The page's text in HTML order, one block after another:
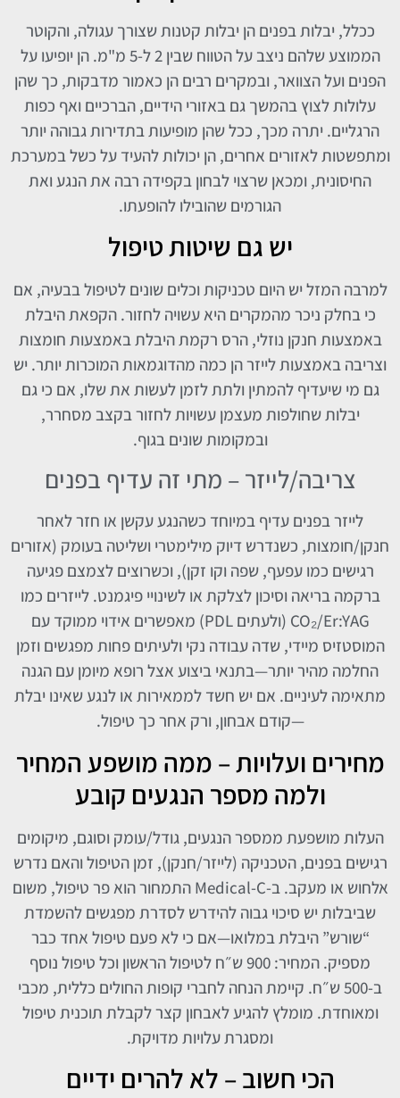
ככלל, יבלות בפנים הן יבלות קטנות שצורך עגולה, והקוטר
הממוצע שלהם ניצב על הטווח שבין 2 ל-5 מ"מ. הן יופיעו על
הפנים ועל הצוואר, ובמקרים רבים הן כאמור מדבקות, כך שהן
עלולות לצוץ בהמשך גם באזורי הידיים, הברכיים ואף כפות
הרגליים. יתרה מכך, ככל שהן מופיעות בתדירות גבוהה יותר
ומתפשטות לאזורים אחרים, הן יכולות להעיד על כשל במערכת
החיסונית, ומכאן שרצוי לבחון בקפידה רבה את הנגע ואת
הגורמים שהובילו להופעתו.
יש גם שיטות טיפול
למרבה המזל יש היום טכניקות וכלים שונים לטיפול בבעיה, אם
כי בחלק ניכר מהמקרים היא עשויה לחזור. הקפאת היבלת
באמצעות חנקן נוזלי, הרס רקמת היבלת באמצעות חומצות
וצריבה באמצעות לייזר הן כמה מהדוגמאות המוכרות יותר. יש
גם מי שיעדיף להמתין ולתת לזמן לעשות את שלו, אם כי גם
יבלות שחולפות מעצמן עשויות לחזור בקצב מסחרר,
ובמקומות שונים בגוף.
צריבה/לייזר – מתי זה עדיף בפנים
לייזר בפנים עדיף במיוחד כשהנגע עקשן או חזר לאחר
חנקן/חומצות, כשנדרש דיוק מילימטרי ושליטה בעומק (אזורים
רגישים כמו עפעף, שפה וקו זקן), וכשרוצים לצמצם פגיעה
ברקמה בריאה וסיכון לצלקת או לשינויי פיגמנט. לייזרים כמו
CO₂/Er:YAG (ולעתים PDL) מאפשרים אידוי ממוקד עם
המוסטזיס מיידי, שדה עבודה נקי ולעיתים פחות מפגשים וזמן
החלמה מהיר יותר—בתנאי ביצוע אצל רופא מיומן עם הגנה
מתאימה לעיניים. אם יש חשד לממאירות או לנגע שאינו יבלת
—קודם אבחון, ורק אחר כך טיפול.
מחירים ועלויות – ממה מושפע המחיר
ולמה מספר הנגעים קובע
העלות מושפעת ממספר הנגעים, גודל/עומק וסוגם, מיקומים
רגישים בפנים, הטכניקה (לייזר/חנקן), זמן הטיפול והאם נדרש
אלחוש או מעקב. ב-Medical-C התמחור הוא פר טיפול, משום
שביבלות יש סיכוי גבוה להידרש לסדרת מפגשים להשמדת
“שורש” היבלת במלואו—אם כי לא פעם טיפול אחד כבר
מספיק. המחיר: 900 ש״ח לטיפול הראשון וכל טיפול נוסף
ב-500 ש״ח. קיימת הנחה לחברי קופות החולים כללית, מכבי
ומאוחדת. מומלץ להגיע לאבחון קצר לקבלת תוכנית טיפול
ומסגרת עלויות מדויקת.
הכי חשוב – לא להרים ידיים